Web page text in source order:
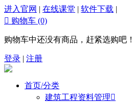
进入官网 | 在线课堂 | 软件下载 |
 购物车 (0)
购物车中还没有商品，赶紧选购吧！
登录 | 注册
首页/分类
建筑工程资料管理